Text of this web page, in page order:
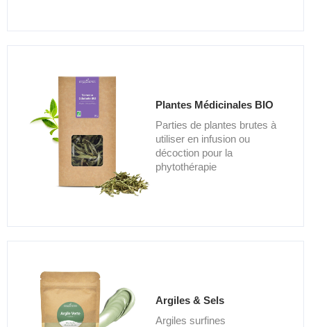
Plantes Médicinales BIO
Parties de plantes brutes à
utiliser en infusion ou
décoction pour la
phytothérapie
Argiles & Sels
Argiles surfines